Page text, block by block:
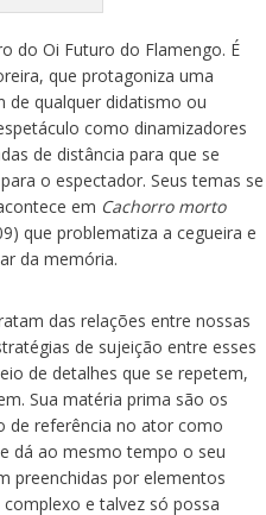
do Oi Futuro do Flamengo. É
que protagoniza uma
de qualquer didatismo ou
como dinamizadores
de distância para que se
o espectador. Seus temas se
em Cachorro morto
que problematiza a cegueira e
da memória.
das relações entre nossas
de sujeição entre esses
de detalhes que se repetem,
Sua matéria prima são os
de referência no ator como
dá ao mesmo tempo o seu
preenchidas por elementos
e talvez só possa